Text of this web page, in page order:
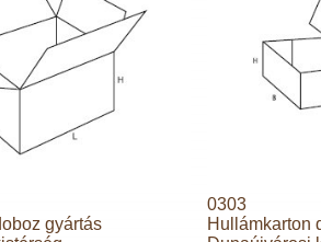
gyártás
0303
Hullámkarton